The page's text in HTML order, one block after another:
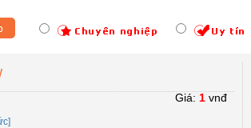
Giá: 1vnđ